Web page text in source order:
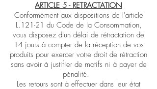
ARTICLE 5 - RETRACTATION
Conformément aux dispositions de l'article
L.121-21 du Code de la Consommation,
vous disposez d'un délai de rétractation de
14 jours à compter de la réception de vos
produits pour exercer votre droit de rétraction
sans avoir à justifier de motifs ni à payer de
pénalité.
Les retours sont à effectuer dans leur état